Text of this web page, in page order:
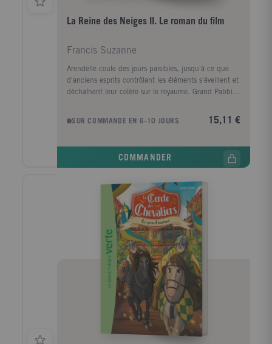
La Reine des Neiges II. Le roman du film
Francis Suzanne
Arendelle coule des jours paisibles, jusqu'à ce que
d'anciens esprits contrôlant les éléments s'éveillent et
déchaînent leur colère sur le royaume. Grand Pabbie,
Seuls les pouvoirs de la Reine des neiges sont assez
puissants pour arrêter cette menace. C'est le début
Kristoff, Sven et Olaf pour l'aider dans sa quête.
SUR COMMANDE EN 6-10 JOURS 15,11 €
COMMANDER